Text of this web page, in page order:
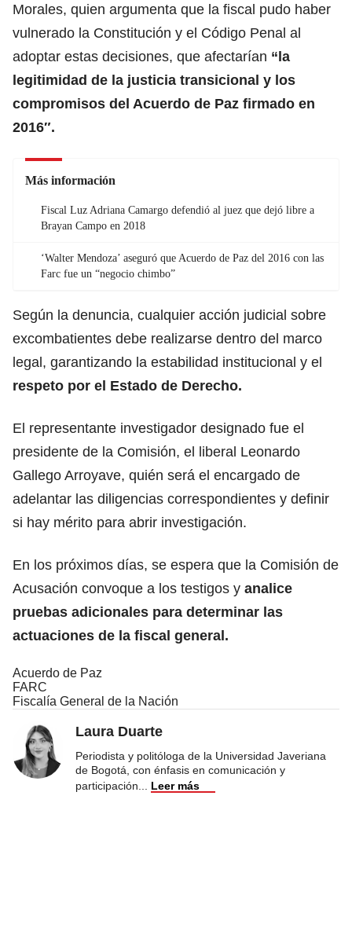
Morales, quien argumenta que la fiscal pudo haber
vulnerado la Constitución y el Código Penal al
adoptar estas decisiones, que afectarían “la
legitimidad de la justicia transicional y los
compromisos del Acuerdo de Paz firmado en
2016″.
Más información
Fiscal Luz Adriana Camargo defendió al juez que dejó libre a
Brayan Campo en 2018
‘Walter Mendoza’ aseguró que Acuerdo de Paz del 2016 con las
Farc fue un “negocio chimbo”
Según la denuncia, cualquier acción judicial sobre
excombatientes debe realizarse dentro del marco
legal, garantizando la estabilidad institucional y el
respeto por el Estado de Derecho.
El representante investigador designado fue el
presidente de la Comisión, el liberal Leonardo
Gallego Arroyave, quién será el encargado de
adelantar las diligencias correspondientes y definir
si hay mérito para abrir investigación.
En los próximos días, se espera que la Comisión de
Acusación convoque a los testigos y analice
pruebas adicionales para determinar las
actuaciones de la fiscal general.
Acuerdo de Paz
FARC
Fiscalía General de la Nación
Laura Duarte
Periodista y politóloga de la Universidad Javeriana
de Bogotá, con énfasis en comunicación y
participación
Leer más